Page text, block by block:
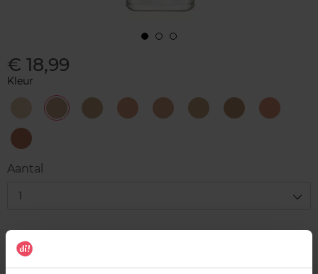
€ 18,99
Kleur
120
Vanilla
140
Golden
145
Beige
220
Sable
235
Miel
260
Golden
300
Ambre
320
Caramel
Aantal
1
Voorradig